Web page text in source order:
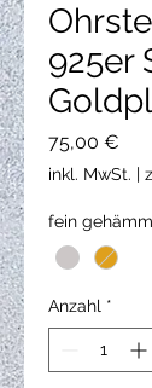
925er
75,00 €
inkl. MwSt. |
fein
Anzahl *